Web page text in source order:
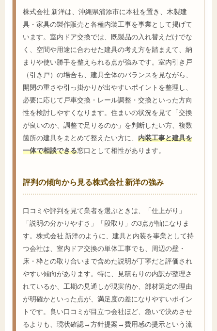
株式会社 新洋は、沖縄県浦添市に本社を置き、木製建
具・家具の製作販売と各種内装工事を事業として掲げて
います。室内ドア交換では、既製品の入れ替えだけでな
く、空間や用途に合わせた建具の考え方を踏まえて、納
まりや使い勝手を整えられる点が強みです。室内引き戸
（引き戸）の場合も、建具全体のバランスを見ながら、
開閉の重さや引っ掛かりが出やすいポイントを整理し、
必要に応じて戸車交換・レール調整・交換といった方向
性を検討しやすくなります。住まいの状況を見て「交換
が良いのか、調整で足りるのか」を判断したい方、複数
箇所の建具をまとめて整えたい方に、 内装工事と建具を
一体で相談できる窓口として相性があります。
評判の傾向から見る株式会社 新洋の強み
口コミや評判を見て業者を選ぶときは、「仕上がり」
「説明の分かりやすさ」「段取り」の3点が軸になりま
す。株式会社 新洋のように、建具と内装を事業として持
つ会社は、室内ドア交換の単体工事でも、周辺の壁・
床・枠との取り合いまで含めた説明が丁寧だと評価され
やすい傾向があります。特に、見積もりの内訳が整理さ
れているか、工期の見通しが現実的か、部材選定の理由
が明確かといった点が、満足度の差になりやすいポイン
トです。良い口コミが目立つ会社ほど、急いで決めさせ
るよりも、現状確認→方針提案→費用感の提示という流